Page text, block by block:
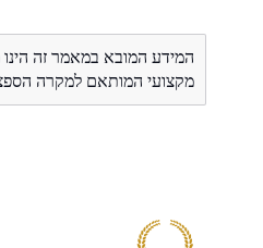
המידע המובא במאמר זה הינו
מקצועי המותאם למקרה